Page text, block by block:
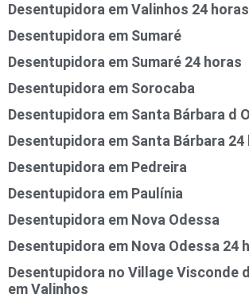
Desentupidora em Valinhos 24 horas
Desentupidora em Sumaré
Desentupidora em Sumaré 24 horas
Desentupidora em Sorocaba
Desentupidora em Santa Bárbara d
Desentupidora em Santa Bárbara 24
Desentupidora em Pedreira
Desentupidora em Paulínia
Desentupidora em Nova Odessa
Desentupidora em Nova Odessa 24
Desentupidora no Village Visconde
em Valinhos